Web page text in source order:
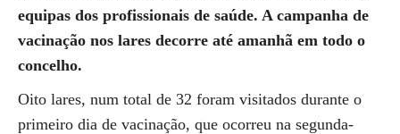
equipas dos profissionais de saúde. A campanha de
vacinação nos lares decorre até amanhã em todo o
concelho.
Oito lares, num total de 32 foram visitados durante o
primeiro dia de vacinação, que ocorreu na segunda-